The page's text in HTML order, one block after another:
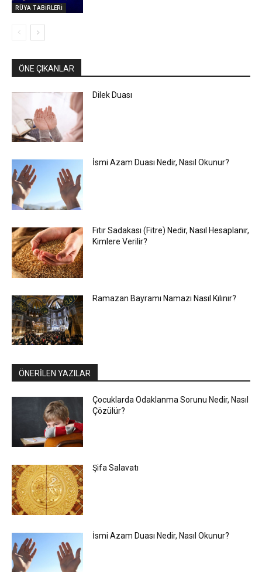
RÜYA TABİRLERİ
ÖNE ÇIKANLAR
Dilek Duası
İsmi Azam Duası Nedir, Nasıl Okunur?
Fıtır Sadakası (Fitre) Nedir, Nasıl Hesaplanır,
Kimlere Verilir?
Ramazan Bayramı Namazı Nasıl Kılınır?
ÖNERİLEN YAZILAR
Çocuklarda Odaklanma Sorunu Nedir, Nasıl
Çözülür?
Şifa Salavatı
İsmi Azam Duası Nedir, Nasıl Okunur?